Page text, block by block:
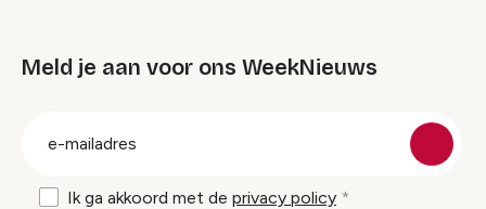
Meld je aan voor ons WeekNieuws
Ik ga akkoord met de privacy policy